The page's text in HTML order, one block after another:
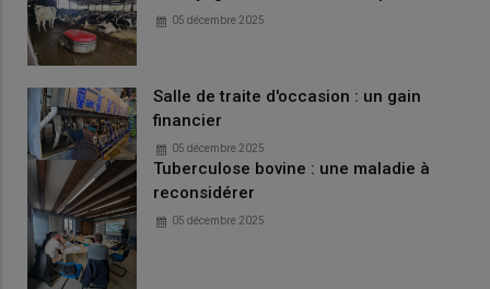
05 décembre 2025
Salle de traite d'occasion : un gain
financier
05 décembre 2025
Tuberculose bovine : une maladie à
reconsidérer
05 décembre 2025